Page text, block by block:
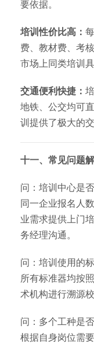
要依据。
培训性价比高：
费、教材费、考
市场上同类培训
交通便利快捷：
地铁、公交均可
训提供了极大的交
十一、常见问题
问：培训中心是
同一企业报名人
业需求提供上门
务经理沟通。
问：培训使用的
所有标准器均按
术机构进行溯源
问：多个工种是
根据自身岗位需